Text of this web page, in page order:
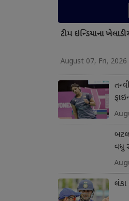
ટીમ ઇન્ડિયાના
August 07, Fri, 2026
વધુ
લંકા